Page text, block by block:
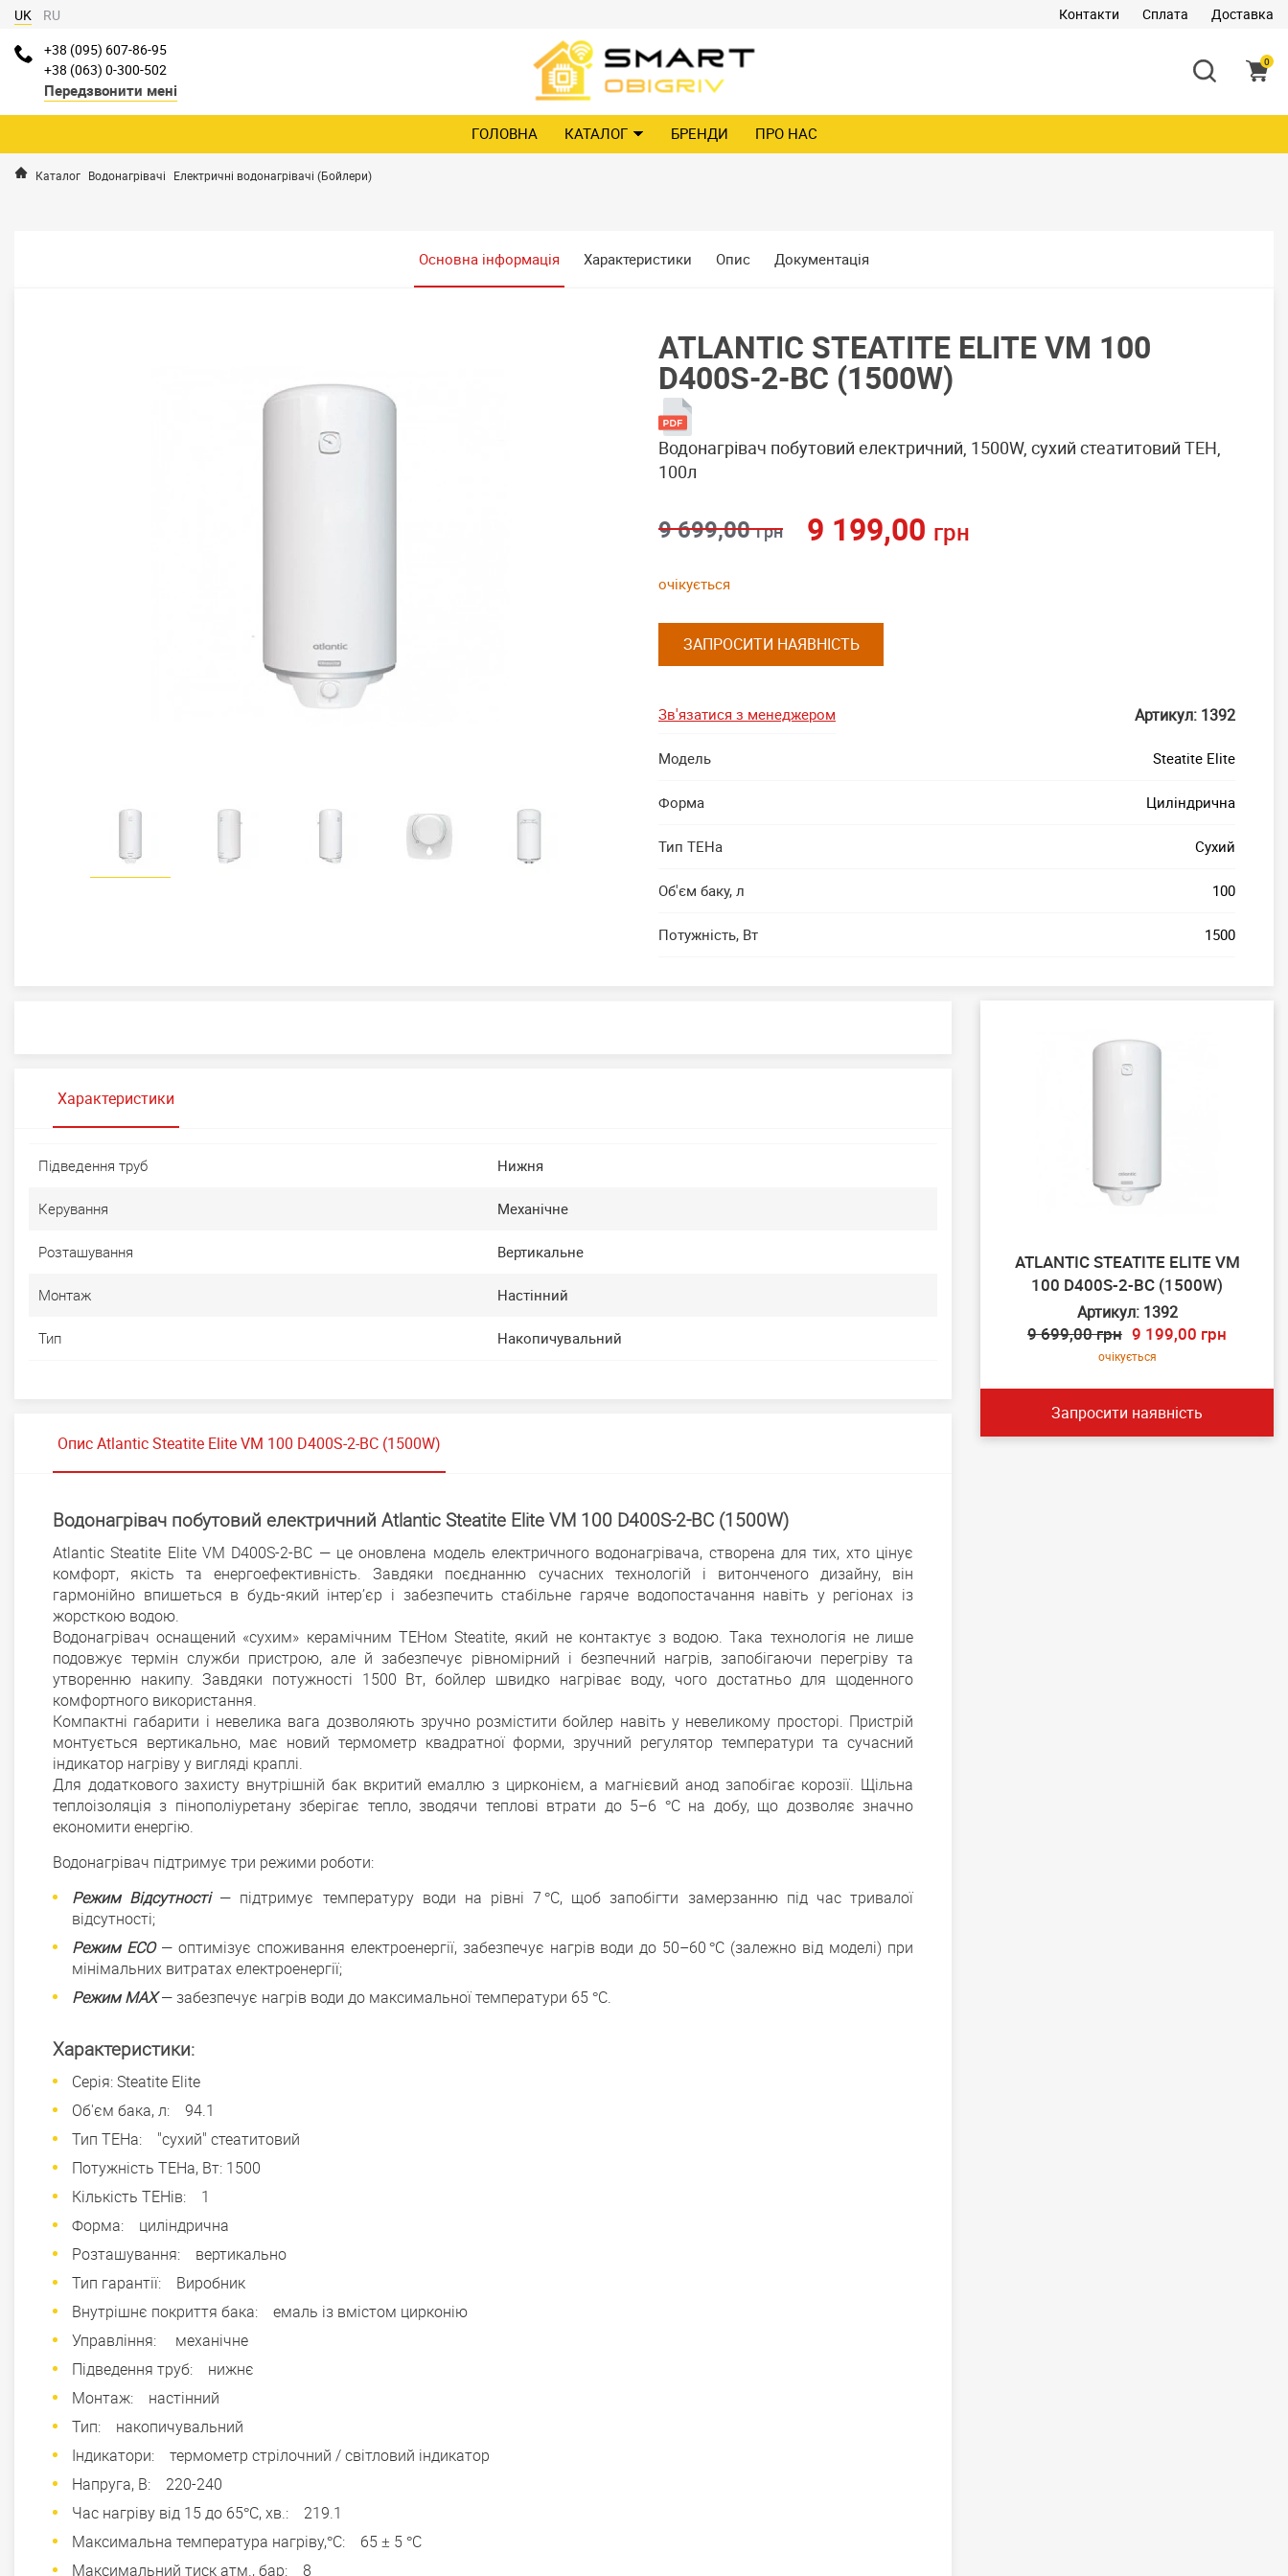
UK RU Контакти Сплата
Доставка
+38 (095) 607-86-95
+38 (063) 0-300-502
Передзвонити мені
0
ГОЛОВНА КАТАЛОГ БРЕНДИ ПРО НАС
Каталог Водонагрівачі Електричні водонагрівачі (Бойлери)
Основна інформація Характеристики Опис Документація
ATLANTIC STEATITE ELITE VM 100
D400S-2-BC (1500W)
Водонагрівач побутовий електричний, 1500W, сухий стеатитовий ТЕН,
100л
9 699,00грн 9 199,00 грн
очікується
ЗАПРОСИТИ НАЯВНІСТЬ
Зв'язатися з менеджером Артикул: 1392
Модель Steatite Elite
Форма Циліндрична
Тип ТЕНа Сухий
Об'єм баку, л 100
Потужність, Вт 1500
Характеристики
Підведення труб Нижня
Керування Механічне
Розташування Вертикальне
Монтаж Настінний
Тип Накопичувальний
Опис Atlantic Steatite Elite VM 100 D400S-2-BC (1500W)
Водонагрівач побутовий електричний Atlantic Steatite Elite VM 100 D400S-2-BC (1500W)
Atlantic Steatite Elite VM D400S-2-BC — це оновлена модель електричного водонагрівача, створена для тих, хто цінує
комфорт, якість та енергоефективність. Завдяки поєднанню сучасних технологій і витонченого дизайну, він
гармонійно впишеться в будь-який інтер’єр і забезпечить стабільне гаряче водопостачання навіть у регіонах із
жорсткою водою.
Водонагрівач оснащений «сухим» керамічним ТЕНом Steatite, який не контактує з водою. Така технологія не лише
подовжує термін служби пристрою, але й забезпечує рівномірний і безпечний нагрів, запобігаючи перегріву та
утворенню накипу. Завдяки потужності 1500 Вт, бойлер швидко нагріває воду, чого достатньо для щоденного
комфортного використання.
Компактні габарити і невелика вага дозволяють зручно розмістити бойлер навіть у невеликому просторі. Пристрій
монтується вертикально, має новий термометр квадратної форми, зручний регулятор температури та сучасний
індикатор нагріву у вигляді краплі.
Для додаткового захисту внутрішній бак вкритий емаллю з цирконієм, а магнієвий анод запобігає корозії. Щільна
теплоізоляція з пінополіуретану зберігає тепло, зводячи теплові втрати до 5–6 °C на добу, що дозволяє значно
економити енергію.
Водонагрівач підтримує три режими роботи:
Режим Відсутності— підтримує температуру води на рівні 7 °C, щоб запобігти замерзанню під час тривалої
відсутності;
Режим ECO— оптимізує споживання електроенергії, забезпечує нагрів води до 50–60 °C (залежно від моделі) при
мінімальних витратах електроенергії;
Режим MAX— забезпечує нагрів води до максимальної температури 65 °C.
Характеристики:
Серія: Steatite Elite
Об'єм бака, л: 94.1
Тип ТЕНа: "сухий" стеатитовий
Потужність ТЕНа, Вт: 1500
Кількість ТЕНів: 1
Форма: циліндрична
Розташування: вертикально
Тип гарантії: Виробник
Внутрішнє покриття бака: емаль із вмістом цирконію
Управління: механічне
Підведення труб: нижнє
Монтаж: настінний
Тип: накопичувальний
Індикатори: термометр стрілочний / світловий індикатор
Напруга, В: 220-240
Час нагріву від 15 до 65°С, хв.: 219.1
Максимальна температура нагріву,°С: 65 ± 5 °C
Максимальний тиск атм., бар: 8
ATLANTIC STEATITE ELITE VM
100 D400S-2-BC (1500W)
Артикул: 1392
9 699,00 грн 9 199,00 грн
очікується
Запросити наявність